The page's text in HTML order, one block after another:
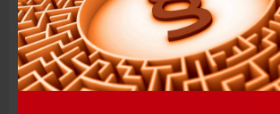
vernichtet worden und werde seitdem nur
geführt.
Entscheidung